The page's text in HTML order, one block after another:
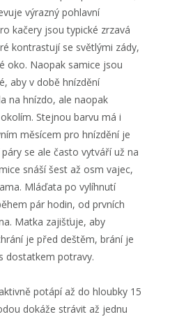
výrazný pohlavní
kačery jsou typické zrzavá
kontrastují se světlými zády,
oko. Naopak samice jsou
aby v době hnízdění
na hnízdo, ale naopak
Stejnou barvu má i
měsícem pro hnízdění je
se ale často vytváří už na
snáší šest až osm vajec,
Mláďata po vylíhnutí
pár hodin, od prvních
Matka zajišťuje, aby
je před deštěm, brání je
dostatkem potravy.
potápí až do hloubky 15
dokáže strávit až jednu